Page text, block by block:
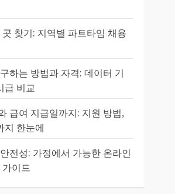
찾기: 지역별 파트타임 채용
하는 방법과 자격: 데이터 기
급 비교
급여 지급일까지: 지원 방법,
지 한눈에
전성: 가정에서 가능한 온라인
이드